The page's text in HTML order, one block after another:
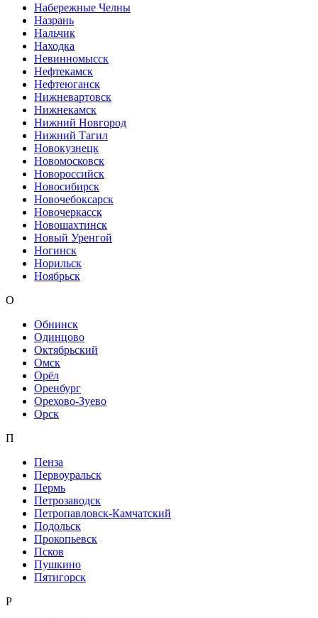
Набережные Челны
Назрань
Нальчик
Находка
Невинномысск
Нефтекамск
Нефтеюганск
Нижневартовск
Нижнекамск
Нижний Новгород
Нижний Тагил
Новокузнецк
Новомосковск
Новороссийск
Новосибирск
Новочебоксарск
Новочеркасск
Новошахтинск
Новый Уренгой
Ногинск
Норильск
Ноябрьск
О
Обнинск
Одинцово
Октябрьский
Омск
Орёл
Оренбург
Орехово-Зуево
Орск
П
Пенза
Первоуральск
Пермь
Петрозаводск
Петропавловск-Камчатский
Подольск
Прокопьевск
Псков
Пушкино
Пятигорск
Р